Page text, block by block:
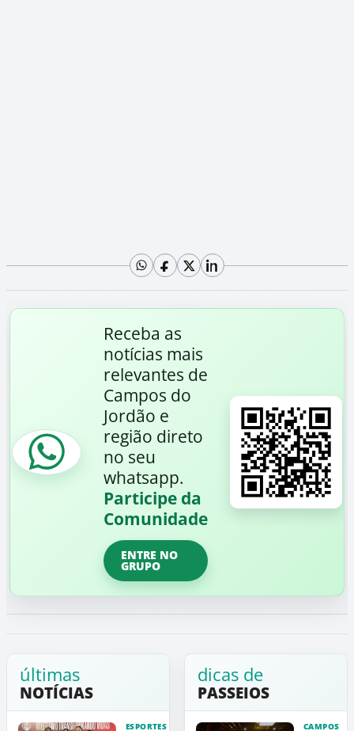
Receba as
notícias mais
relevantes de
Campos do
Jordão e
região direto
no seu
whatsapp.
Participe da
Comunidade
ENTRE NO
GRUPO
últimas
NOTÍCIAS
ESPORTES
dicas de
PASSEIOS
CAMPOS